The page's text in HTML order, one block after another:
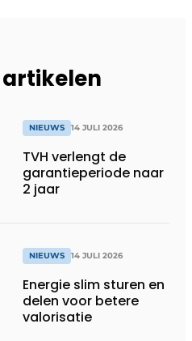
NIEUWS 14 JULI 2026
TVH verlengt de
garantieperiode naar
2 jaar
NIEUWS 14 JULI 2026
Energie slim sturen en
delen voor betere
valorisatie